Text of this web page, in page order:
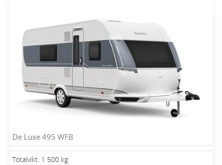
De Luxe 495 WFB
Totalvikt: 1 500 kg